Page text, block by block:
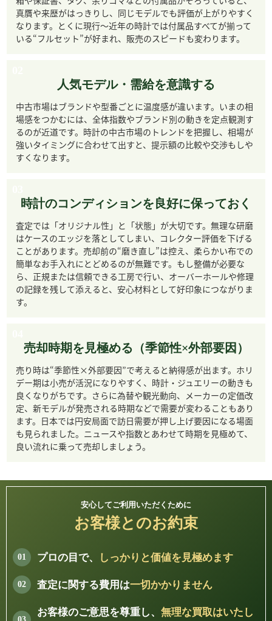
フランク ミュラー シャネル タグ・ホイヤー ブライトリング
ピアジェ IWC ショパール エルメス
パネライ H.モーザー アーノルド＆サン
アクアノウティッ
ク
アラン・シルベス
タイン
アルピナ・ジュネ
ーブ
アルマーン
アレクサンダーシ
ョロコフ
ヴァン クリーフ＆
アーペル
ヴィンセントカラ
ブレーゼ
ウォルサム エテルナ
オリス
ラ
真贋や来歴がはっきりし、同じモデルでも評価が上がりやすく
なります。とくに現行〜近年の時計では付属品すべてが揃って
いる“フルセット”が好まれ、販売のスピードも変わります。
人気モデル・需給を意識する
中古市場はブランドや型番ごとに温度感が違います。いまの相
場感をつかむには、全体指数やブランド別の動きを定点観測す
るのが近道です。時計の中古市場のトレンドを把握し、相場が
強いタイミングに合わせて出すと、提示額の比較や交渉もしや
すくなります。
時計のコンディションを良好に保っておく
査定では「オリジナル性」と「状態」が大切です。無理な研磨
はケースのエッジを落としてしまい、コレクター評価を下げる
ことがあります。売却前の“磨き直し”は控え、柔らかい布での
簡単なお手入れにとどめるのが無難です。もし整備が必要な
ら、正規または信頼できる工房で行い、オーバーホールや修理
の記録を残して添えると、安心材料として好印象につながりま
す。
売却時期を見極める（季節性×外部要因）
売り時は“季節性×外部要因”で考えると納得感が出ます。ホリ
デー期は小売が活況になりやすく、時計・ジュエリーの動きも
良くなりがちです。さらに為替や観光動向、メーカーの定価改
定、新モデルが発売される時期などで需要が変わることもあり
ます。日本では円安局面で訪日需要が押し上げ要因になる場面
も見られました。ニュースや指数とあわせて時期を見極めて、
良い流れに乗って売却しましょう。
安心してご利用いただくために
お客様とのお約束
プロの目で、 しっかりと価値を見極めます
査定に関する費用は一切かかりません
お客様のご意思を尊重し、 無理な買取はいたし